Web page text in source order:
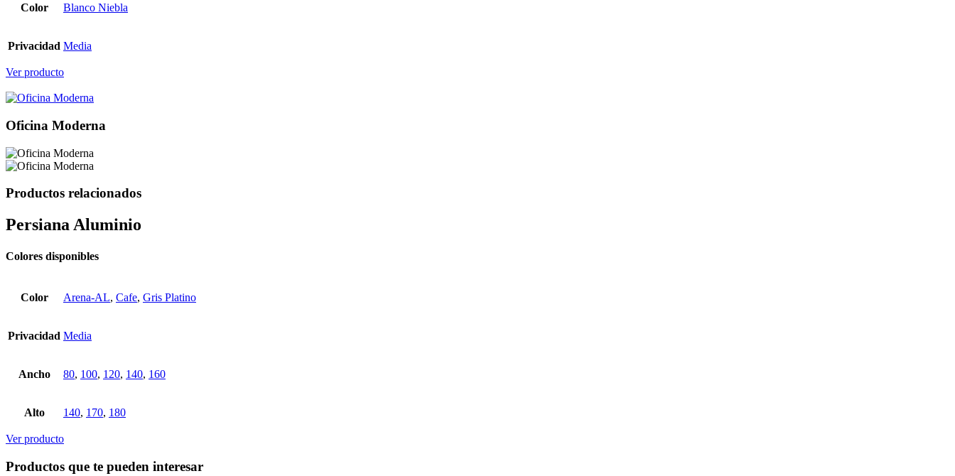
Color Blanco Niebla
Privacidad Media
Ver producto
Oficina Moderna
Productos relacionados
PersianaAluminio
Colores disponibles
Color Arena-AL, Cafe, Gris Platino
Privacidad Media
Ancho 80, 100, 120, 140, 160
Alto 140, 170, 180
Ver producto
Productos que te pueden interesar